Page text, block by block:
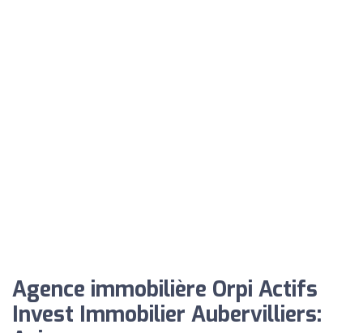
Agence immobilière Orpi Actifs
Invest Immobilier Aubervilliers: